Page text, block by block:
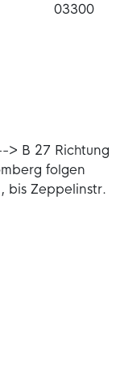
03300
B 27 Richtung
folgen
bis Zeppelinstr.